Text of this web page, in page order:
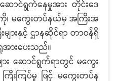
ဆောင်ရွက်နေမှုအား တိုင်းဒေ
၊ မကွေးတပ်နယ်မှ အကြီးအ
များနှင့် ဌာနဆိုင်ရာ တာဝန်ရှိ
ားပေးသည်။
ျား ဆောင်ရွက်ရာတွင် မကွေး
းကြပ်မှု ဖြင့် မကွေးတပ်န